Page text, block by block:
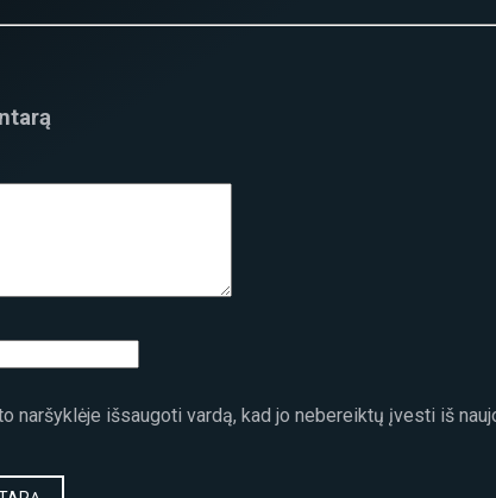
naršyklėje išsaugoti vardą, kad jo nebereiktų įvesti iš